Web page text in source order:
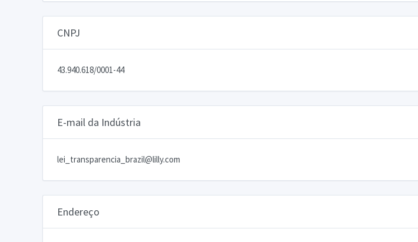
CNPJ
43.940.618/0001-44
E-mail da Indústria
lei_transparencia_brazil@lilly.com
Endereço